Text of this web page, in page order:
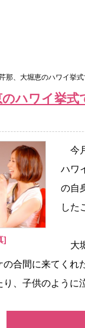
那、大堀恵のハワイ挙
のハワイ挙
]
今
ハワ
の自
した
大
の合間に来てくれ
、子供のように